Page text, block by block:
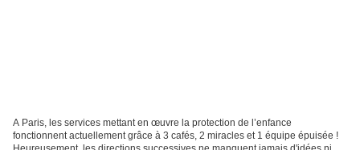
A Paris, les services mettant en œuvre la protection de l’enfance
fonctionnent actuellement grâce à 3 cafés, 2 miracles et 1 équipe épuisée !